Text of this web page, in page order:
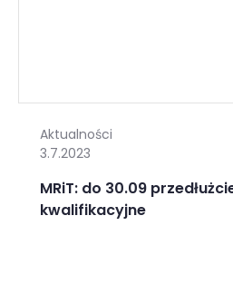
Aktualności
3.7.2023
MRiT: do 30.09
kwalifikacyjne